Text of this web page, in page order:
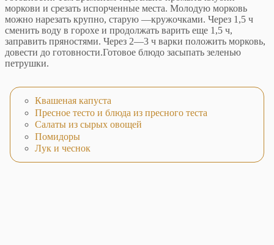
моркови и срезать испорченные места. Моло­дую морковь
можно нарезать крупно, старую —кружочками. Через 1,5 ч
сменить воду в горохе и про­должать варить еще 1,5 ч,
заправить пряностями. Через 2—3 ч варки положить морковь,
довести до готовно­сти.Готовое блюдо засыпать зеленью
петрушки.
Квашеная капуста
Пресное тесто и блюда из пресного теста
Салаты из сырых овощей
Помидоры
Лук и чеснок